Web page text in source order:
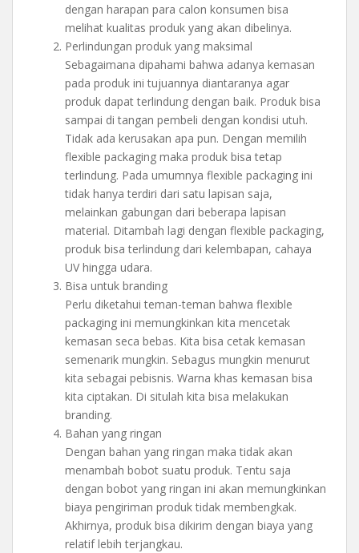
dengan harapan para calon konsumen bisa
melihat kualitas produk yang akan dibelinya.
Perlindungan produk yang maksimal
Sebagaimana dipahami bahwa adanya kemasan
pada produk ini tujuannya diantaranya agar
produk dapat terlindung dengan baik. Produk bisa
sampai di tangan pembeli dengan kondisi utuh.
Tidak ada kerusakan apa pun. Dengan memilih
flexible packaging maka produk bisa tetap
terlindung. Pada umumnya flexible packaging ini
tidak hanya terdiri dari satu lapisan saja,
melainkan gabungan dari beberapa lapisan
material. Ditambah lagi dengan flexible packaging,
produk bisa terlindung dari kelembapan, cahaya
UV hingga udara.
Bisa untuk branding
Perlu diketahui teman-teman bahwa flexible
packaging ini memungkinkan kita mencetak
kemasan seca bebas. Kita bisa cetak kemasan
semenarik mungkin. Sebagus mungkin menurut
kita sebagai pebisnis. Warna khas kemasan bisa
kita ciptakan. Di situlah kita bisa melakukan
branding.
Bahan yang ringan
Dengan bahan yang ringan maka tidak akan
menambah bobot suatu produk. Tentu saja
dengan bobot yang ringan ini akan memungkinkan
biaya pengiriman produk tidak membengkak.
Akhirnya, produk bisa dikirim dengan biaya yang
relatif lebih terjangkau.